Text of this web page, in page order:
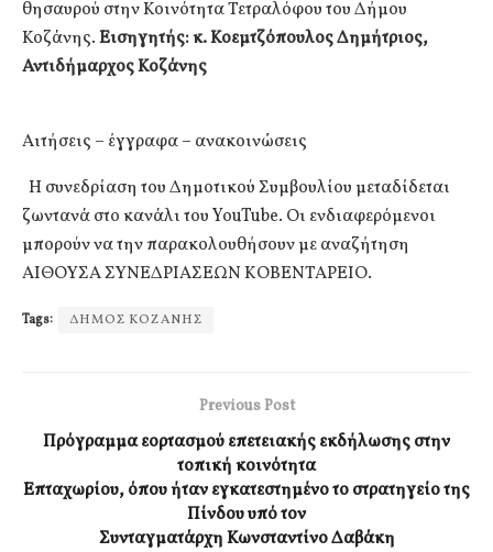
θησαυρού στην Κοινότητα Τετραλόφου του Δήμου
Κοζάνης.Εισηγητής: κ. Κοεμτζόπουλος Δημήτριος,
Αντιδήμαρχος Κοζάνης
Αιτήσεις – έγγραφα – ανακοινώσεις
Η συνεδρίαση του Δημοτικού Συμβουλίου μεταδίδεται
ζωντανά στο κανάλι του YouTube. Οι ενδιαφερόμενοι
μπορούν να την παρακολουθήσουν με αναζήτηση
ΑΙΘΟΥΣΑ ΣΥΝΕΔΡΙΑΣΕΩΝ ΚΟΒΕΝΤΑΡΕΙΟ.
Tags: ΔΗΜΟΣ ΚΟΖΑΝΗΣ
Previous Post
Πρόγραμμα εορτασμού επετειακής εκδήλωσης στην
τοπική κοινότητα
Επταχωρίου, όπου ήταν εγκατεστημένο το στρατηγείο της
Πίνδου υπό τον
Συνταγματάρχη Κωνσταντίνο Δαβάκη